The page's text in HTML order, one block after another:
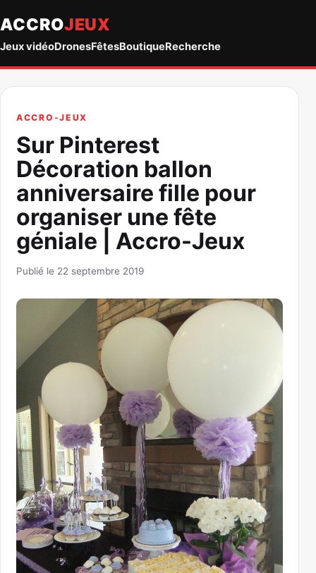
ACCROJEUX
Jeux vidéoDronesFêtesBoutiqueRecherche
ACCRO-JEUX
Sur Pinterest
Décoration ballon
anniversaire fille pour
organiser une fête
géniale | Accro-Jeux
Publié le 22 septembre 2019